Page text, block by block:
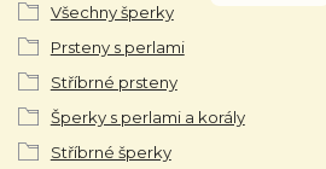
Všechny šperky
Prsteny s perlami
Stříbrné prsteny
Šperky s perlami a korály
Stříbrné šperky